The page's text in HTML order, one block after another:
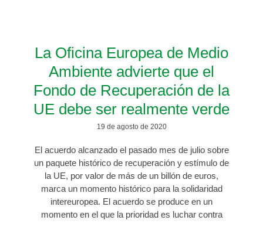
La Oficina Europea de Medio
Ambiente advierte que el
Fondo de Recuperación de la
UE debe ser realmente verde
19 de agosto de 2020
El acuerdo alcanzado el pasado mes de julio sobre
un paquete histórico de recuperación y estímulo de
la UE, por valor de más de un billón de euros,
marca un momento histórico para la solidaridad
intereuropea. El acuerdo se produce en un
momento en el que la prioridad es luchar contra